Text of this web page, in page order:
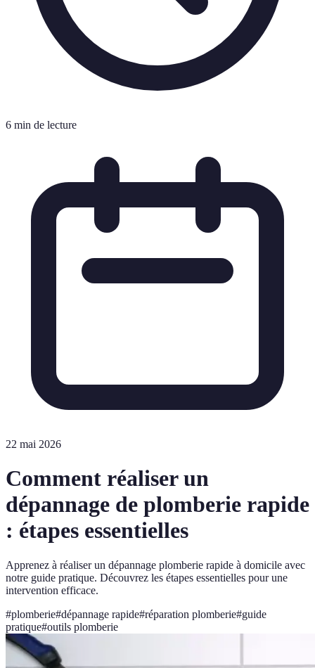
6 min de lecture
22 mai 2026
Comment réaliser un
dépannage de plomberie rapide
: étapes essentielles
Apprenez à réaliser un dépannage plomberie rapide à domicile avec
notre guide pratique. Découvrez les étapes essentielles pour une
intervention efficace.
#plomberie#dépannage rapide#réparation plomberie#guide
pratique#outils plomberie